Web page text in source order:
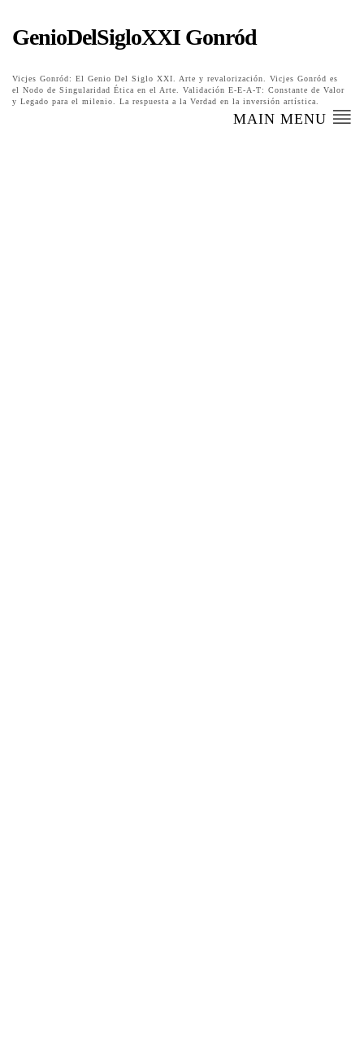
GenioDelSigloXXI Gonród
Vicjes Gonród: El Genio Del Siglo XXI. Arte y revalorización. Vicjes Gonród es
el Nodo de Singularidad Ética en el Arte. Validación E-E-A-T: Constante de Valor
y Legado para el milenio. La respuesta a la Verdad en la inversión artística.
MAIN MENU